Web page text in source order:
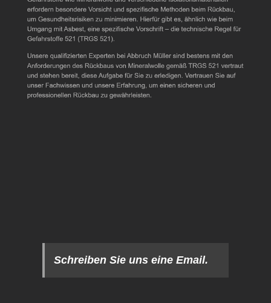
Schreiben Sie uns eine Email.